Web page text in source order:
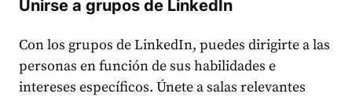
Unirse a grupos de LinkedIn
Con los grupos de LinkedIn, puedes dirigirte a las
personas en función de sus habilidades e
intereses específicos. Únete a salas relevantes